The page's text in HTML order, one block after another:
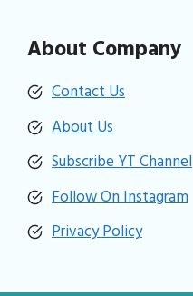
About Company
Contact Us
About Us
Subscribe YT Channel
Follow On Instagram
Privacy Policy